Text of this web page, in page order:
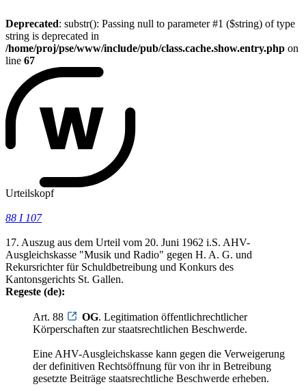
Deprecated: substr(): Passing null to parameter #1 ($string) of type
string is deprecated in
/home/proj/pse/www/include/pub/class.cache.show.entry.php on
line 67
Urteilskopf
88 I 107
17. Auszug aus dem Urteil vom 20. Juni 1962 i.S. AHV-
Ausgleichskasse "Musik und Radio" gegen H. A. G. und
Rekursrichter für Schuldbetreibung und Konkurs des
Kantonsgerichts St. Gallen.
Regeste (de):
Art. 88 OG. Legitimation öffentlichrechtlicher
Körperschaften zur staatsrechtlichen Beschwerde.
Eine AHV-Ausgleichskasse kann gegen die Verweigerung
der definitiven Rechtsöffnung für von ihr in Betreibung
gesetzte Beiträge staatsrechtliche Beschwerde erheben.